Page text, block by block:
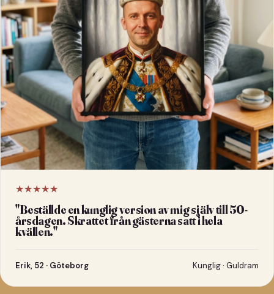
★★★★★
"Beställde en kunglig version av mig själv till 50-
årsdagen. Skrattet från gästerna satt i hela
kvällen."
Erik, 52 · Göteborg Kunglig · Guldram